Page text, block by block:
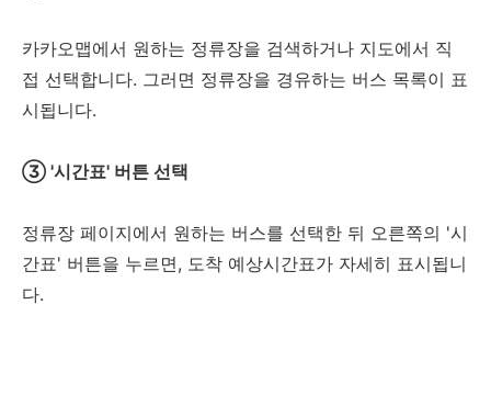
카카오맵에서 원하는 정류장을 검색하거나 지도에서 직
접 선택합니다. 그러면 정류장을 경유하는 버스 목록이 표
시됩니다.
③ '시간표' 버튼 선택
정류장 페이지에서 원하는 버스를 선택한 뒤 오른쪽의 '시
간표' 버튼을 누르면, 도착 예상시간표가 자세히 표시됩니
다.